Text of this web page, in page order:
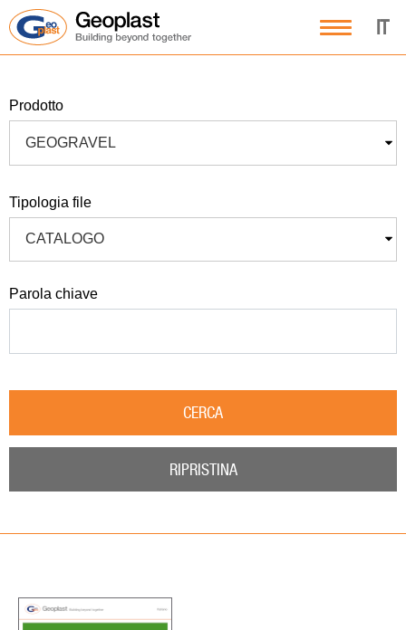
IT
prodotto
GEOGRAVEL
tipologia file
CATALOGO
parola chiave
CERCA
RIPRISTINA